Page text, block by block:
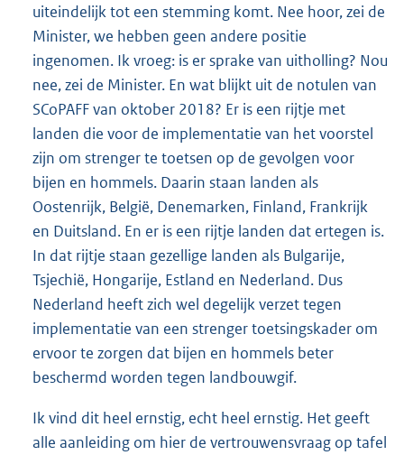
uiteindelijk tot een stemming komt. Nee hoor, zei de
Minister, we hebben geen andere positie
ingenomen. Ik vroeg: is er sprake van uitholling? Nou
nee, zei de Minister. En wat blijkt uit de notulen van
SCoPAFF van oktober 2018? Er is een rijtje met
landen die voor de implementatie van het voorstel
zijn om strenger te toetsen op de gevolgen voor
bijen en hommels. Daarin staan landen als
Oostenrijk, België, Denemarken, Finland, Frankrijk
en Duitsland. En er is een rijtje landen dat ertegen is.
In dat rijtje staan gezellige landen als Bulgarije,
Tsjechië, Hongarije, Estland en Nederland. Dus
Nederland heeft zich wel degelijk verzet tegen
implementatie van een strenger toetsingskader om
ervoor te zorgen dat bijen en hommels beter
beschermd worden tegen landbouwgif.
Ik vind dit heel ernstig, echt heel ernstig. Het geeft
alle aanleiding om hier de vertrouwensvraag op tafel